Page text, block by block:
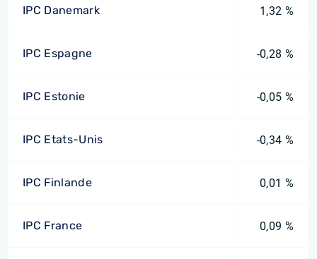
IPC Danemark 1,32 %
IPC Espagne -0,28 %
IPC Estonie -0,05 %
IPC Etats-Unis -0,34 %
IPC Finlande 0,01 %
IPC France 0,09 %